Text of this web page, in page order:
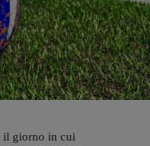
il giorno in cui